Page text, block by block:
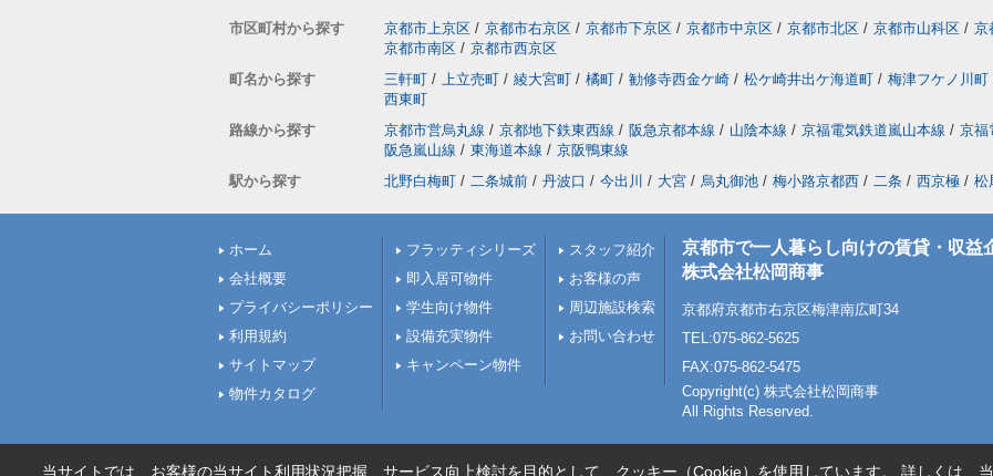
市区町村から探す 京都市上京区 / 京都市右京区 / 京都市下京区 / 京都市中京区 / 京都市北区 / 京都市山科区 / 京
京都市南区 / 京都市西京区
町名から探す
三軒町 / 上立売町 / 綾大宮町 / 橘町 / 勧修寺西金ケ崎 / 松ケ崎井出ケ海道町 / 梅津フケノ川町
西東町
路線から探す
京都市営烏丸線 / 京都地下鉄東西線 / 阪急京都本線 / 山陰本線 / 京福電気鉄道嵐山本線 / 京福
阪急嵐山線 / 東海道本線 / 京阪鴨東線
駅から探す
北野白梅町 / 二条城前 / 丹波口 / 今出川 / 大宮 / 烏丸御池 / 梅小路京都西 / 二条 / 西京極 / 松
ホーム
会社概要
プライバシーポリシー
利用規約
サイトマップ
物件カタログ
フラッティシリーズ
即入居可物件
学生向け物件
設備充実物件
キャンペーン物件
スタッフ紹介
お客様の声
周辺施設検索
お問い合わせ
京都市で一人暮らし向けの賃貸・収益
株式会社松岡商事
京都府京都市右京区梅津南広町34
TEL:075-862-5625
FAX:075-862-5475
Copyright(c) 株式会社松岡商事
All Rights Reserved.
当サイトでは、お客様の当サイト利用状況把握、サービス向上検討を目的として、クッキー（Cookie）を使用しています。 詳しくは、